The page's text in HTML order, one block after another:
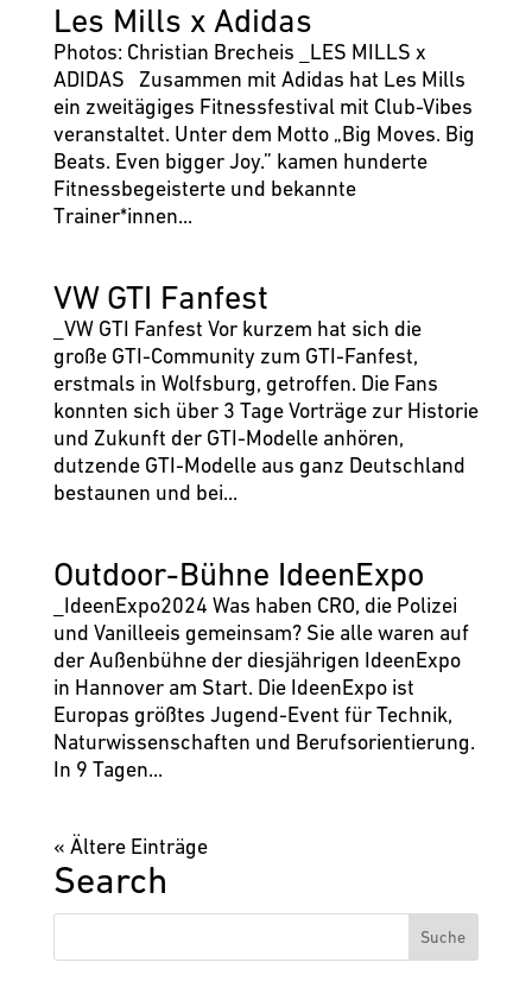
Les Mills x Adidas
Photos: Christian Brecheis _LES MILLS x
ADIDAS Zusammen mit Adidas hat Les Mills
ein zweitägiges Fitnessfestival mit Club-Vibes
veranstaltet. Unter dem Motto „Big Moves. Big
Beats. Even bigger Joy.” kamen hunderte
Fitnessbegeisterte und bekannte
Trainer*innen...
VW GTI Fanfest
_VW GTI Fanfest Vor kurzem hat sich die
große GTI-Community zum GTI-Fanfest,
erstmals in Wolfsburg, getroffen. Die Fans
konnten sich über 3 Tage Vorträge zur Historie
und Zukunft der GTI-Modelle anhören,
dutzende GTI-Modelle aus ganz Deutschland
bestaunen und bei...
Outdoor-Bühne IdeenExpo
_IdeenExpo2024 Was haben CRO, die Polizei
und Vanilleeis gemeinsam? Sie alle waren auf
der Außenbühne der diesjährigen IdeenExpo
in Hannover am Start. Die IdeenExpo ist
Europas größtes Jugend-Event für Technik,
Naturwissenschaften und Berufsorientierung.
In 9 Tagen...
« Ältere Einträge
Search